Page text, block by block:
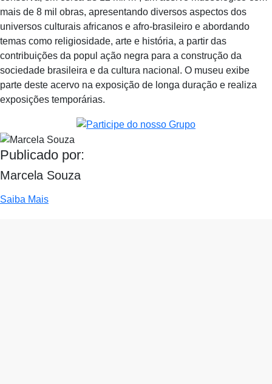
mais de 8 mil obras, apresentando diversos aspectos dos
universos culturais africanos e afro-brasileiro e abordando
temas como religiosidade, arte e história, a partir das
contribuições da popul ação negra para a construção da
sociedade brasileira e da cultura nacional. O museu exibe
parte deste acervo na exposição de longa duração e realiza
exposições temporárias.
Publicado por:
Marcela Souza
Saiba Mais